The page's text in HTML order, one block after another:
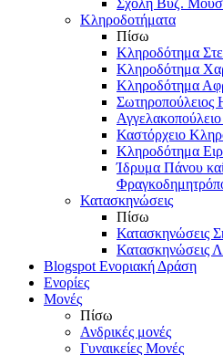
Κληροδοτήματα
Πίσω
Κληροδότημα
Κληροδότημα
Κληροδότημα
Σωτηροπούλειος
Καστόρχειο
Κληροδότημα
Ίδρυμα Πάνου
Κατασκηνώσεις
Πίσω
Κατασκηνώσεις
Κατασκηνώσεις
Blogspot Ενοριακή Δράση
Ενορίες
Μονές
Πίσω
Ανδρικές μονές
Γυναικείες Μονές